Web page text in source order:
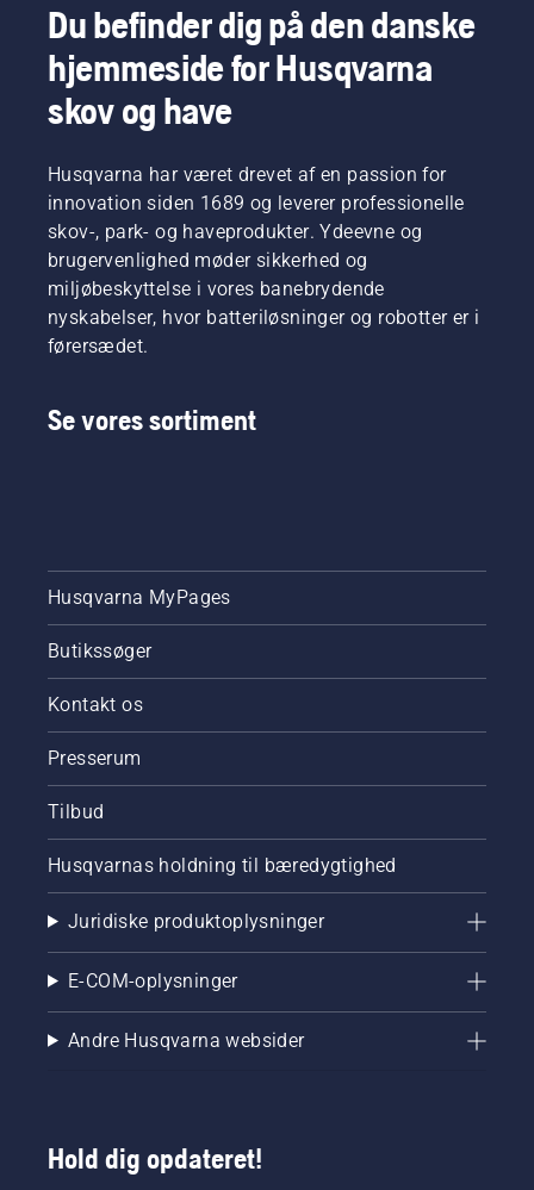
Du befinder dig på den danske
hjemmeside for Husqvarna
skov og have
Husqvarna har været drevet af en passion for
innovation siden 1689 og leverer professionelle
skov-, park- og haveprodukter. Ydeevne og
brugervenlighed møder sikkerhed og
miljøbeskyttelse i vores banebrydende
nyskabelser, hvor batteriløsninger og robotter er i
førersædet.
Se vores sortiment
Husqvarna MyPages
Butikssøger
Kontakt os
Presserum
Tilbud
Husqvarnas holdning til bæredygtighed
Juridiske produktoplysninger
E-COM-oplysninger
Andre Husqvarna websider
Hold dig opdateret!